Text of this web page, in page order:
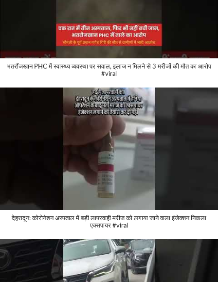
भतरौंजखान PHC में स्वास्थ्य व्यवस्था पर सवाल, इलाज न मिलने से 3 मरीजों की मौत का आरोप
#viral
देहरादून: कोरोनेशन अस्पताल में बड़ी लापरवाही मरीज को लगाया जाने वाला इंजेक्शन निकला
एक्सपायर #viral